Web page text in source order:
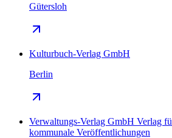
Gütersloh
Kulturbuch-Verlag GmbH
Berlin
Verwaltungs-Verlag GmbH Verlag
kommunale Veröffentlichungen